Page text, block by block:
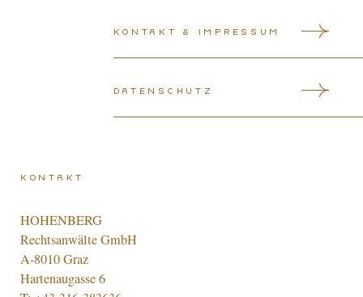
Kontakt & Impressum
Datenschutz
Kontakt
HOHENBERG
Rechtsanwälte GmbH
A-8010 Graz
Hartenaugasse 6